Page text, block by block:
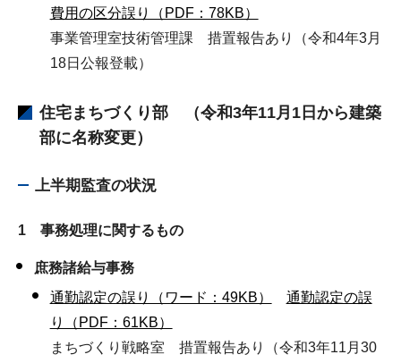
費用の区分誤り（PDF：78KB）
事業管理室技術管理課 措置報告あり（令和4年3月
18日公報登載）
住宅まちづくり部 （令和3年11月1日から建築
部に名称変更）
上半期監査の状況
1 事務処理に関するもの
庶務諸給与事務
通勤認定の誤り（ワード：49KB）
通勤認定の誤
り（PDF：61KB）
まちづくり戦略室 措置報告あり（令和3年11月30